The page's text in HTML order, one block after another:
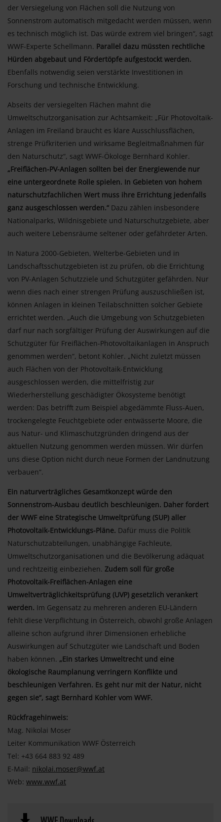
der Versiegelung von Flächen soll die Nutzung von
Sonnenstrom automatisch mitgedacht werden müssen, wenn
es technisch möglich ist. Das würde extrem viel bringen“, sagt
WWF-Experte Schellmann. Parallel dazu müssten rechtliche
Hürden abgebaut und Fördertöpfe aufgestockt werden.
Ebenfalls notwendig seien verstärkte Investitionen in
Forschung und technische Entwicklung.
Abseits der versiegelten Flächen mahnt die
Umweltschutzorganisation zur Achtsamkeit: „Für Photovoltaik-
Anlagen im Freiland braucht es klare Ausschlussflächen,
strenge Prüfkriterien und wirksame Begleitmaßnahmen für
den Naturschutz“, sagt WWF-Ökologe Bernhard Kohler.
„Freiflächen-PV-Anlagen sollten bei der Energiewende nur
eine untergeordnete Rolle spielen. In Gebieten von hohem
naturschutzfachlichen Wert muss ihre Errichtung jedenfalls
ganz ausgeschlossen werden.“ Dazu zählen insbesondere
Nationalparks, Wildnisgebiete und Naturschutzgebiete, aber
auch weitere Lebensräume seltener oder gefährdeter Arten.
In Natura 2000-Gebieten, Welterbe-Gebieten und in
Landschaftsschutzgebieten ist zu prüfen, ob die Errichtung
von PV-Anlagen Schutzziele und Schutzgüter gefährden. Nur
wenn dies nach einer strengen Prüfung auszuschließen ist,
können Anlagen in kleinen Teilabschnitten solcher Gebiete
errichtet werden. „Auch die Umgebung von Schutzgebieten
darf nur nach sorgfältiger Prüfung der Auswirkungen auf die
Schutzgüter für Freiflächen-Photovoltaikanlagen in Anspruch
genommen werden“, betont Kohler. „Nicht zuletzt müssen
auch Flächen von der Photovoltaik-Entwicklung
ausgeschlossen werden, die mittelfristig zur
Wiederherstellung geschädigter Ökosysteme benötigt
werden: Das betrifft zum Beispiel abgedämmte Fluss-Auen,
trockengelegte Feuchtgebiete oder entwässerte Moore, die
aus Natur- und Klimaschutzgründen dringend aus der
aktuellen Nutzung genommen werden müssen. Wir dürfen
uns diese Option nicht durch neue Formen der Landnutzung
verbauen“.
Ein naturverträgliches Gesamtkonzept würde den
Sonnenstrom-Ausbau deutlich beschleunigen. Daher fordert
der WWF eine Strategische Umweltprüfung (SUP) aller
Photovoltaik-Entwicklungs-Pläne. Dafür muss die Politik
Naturschutzabteilungen, unabhängige Fachleute,
Umweltschutzorganisationen und die Bevölkerung adäquat
und rechtzeitig einbeziehen. Zudem soll für große
Photovoltaik-Freiflächen-Anlagen eine
Umweltverträglichkeitsprüfung (UVP) gesetzlich verankert
werden. Im Gegensatz zu mehreren anderen EU-Ländern
fehlt diese Verpflichtung in Österreich, obwohl große Anlagen
alleine schon aufgrund ihrer Dimensionen erhebliche
Auswirkungen auf Schutzgüter wie Landschaft und Boden
haben können. „Ein starkes Umweltrecht und eine
ökologische Raumplanung verringern Konflikte und
beschleunigen Verfahren. Es geht nur mit der Natur, nicht
gegen sie“, sagt Bernhard Kohler vom WWF.
Rückfragehinweis:
Mag. Nikolai Moser
Leiter Kommunikation WWF Österreich
Tel: +43 664 883 92 489
E-Mail: nikolai.moser@wwf.at
Web: www.wwf.at